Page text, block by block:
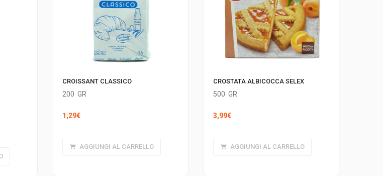
CROISSANT CLASSICO
200 GR
1,29€
AGGIUNGI AL CARRELLO
CROSTATA ALBICOCCA SELEX
500 GR
3,99€
AGGIUNGI AL CARRELLO